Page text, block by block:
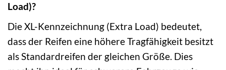
Load)?
Die XL-Kennzeichnung (Extra Load) bedeutet,
dass der Reifen eine höhere Tragfähigkeit besitzt
als Standardreifen der gleichen Größe. Dies